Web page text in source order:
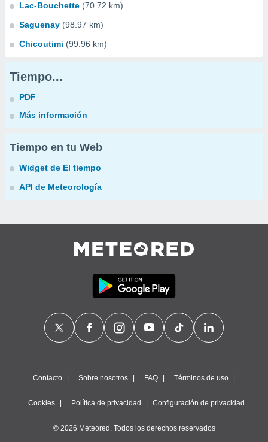
Lac-Bouchette (70.72 km)
Saguenay (98.97 km)
Chicoutimi (99.96 km)
Tiempo...
PDF
Más información
Tiempo en tu Web
Widget de El tiempo
API de Meteorología
Contacto Sobre nosotros FAQ Términos de uso
Cookies Política de privacidad Configuración de privacidad
© 2026 Meteored. Todos los derechos reservados